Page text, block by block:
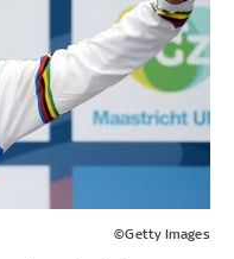
©Getty Images